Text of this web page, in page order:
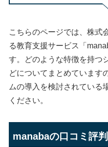
こちらのページでは、株式
る教育支援サービス「
す。どのような特徴を持つ
どについてまとめています
ムの導入を検討されている
ください。
manabaの口コミ評判